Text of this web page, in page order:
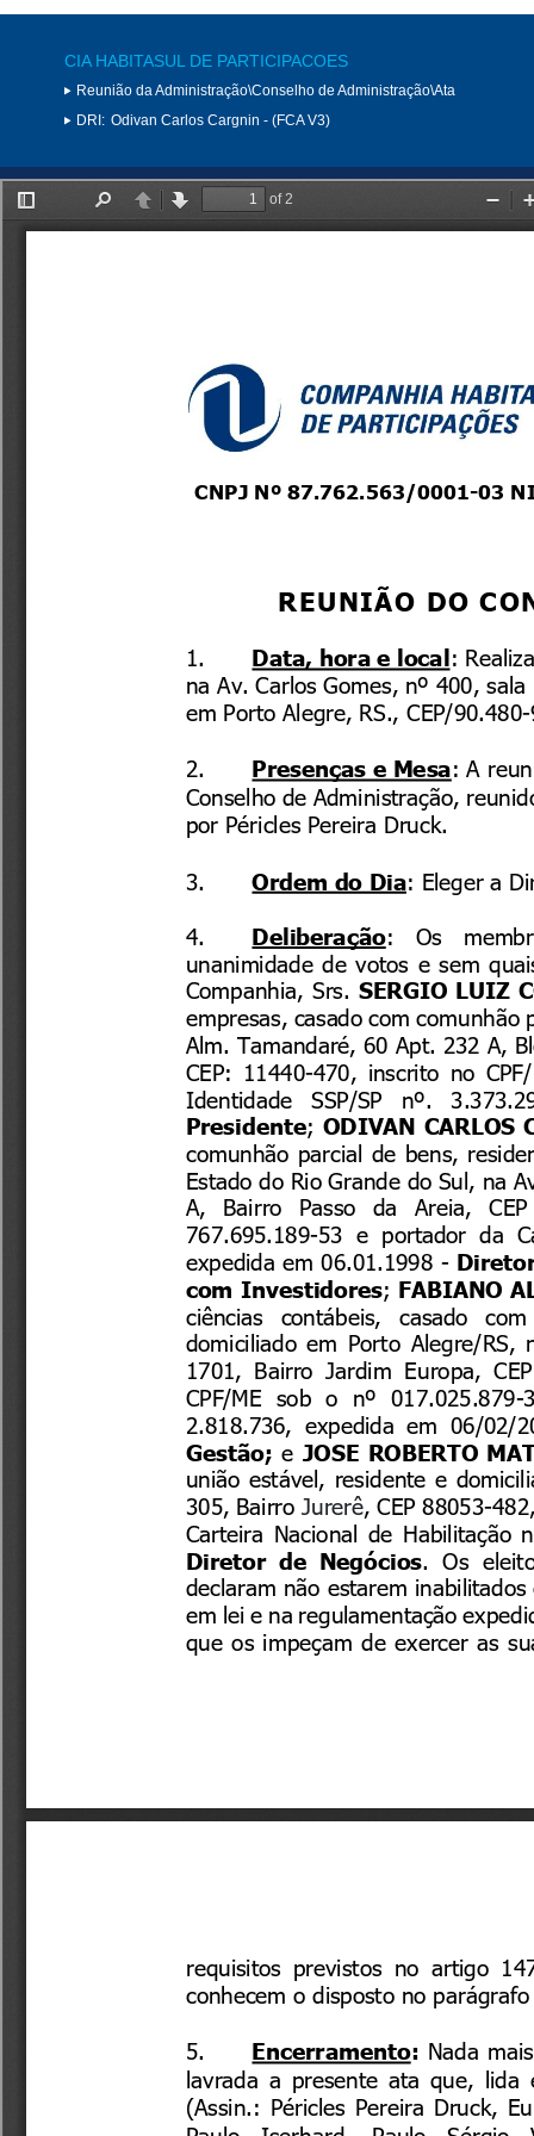
CIA HABITASUL DE PARTICIPACOES
Reunião da Administração\Conselho de Administração\Ata
DRI: Odivan Carlos Cargnin - (FCA V3)